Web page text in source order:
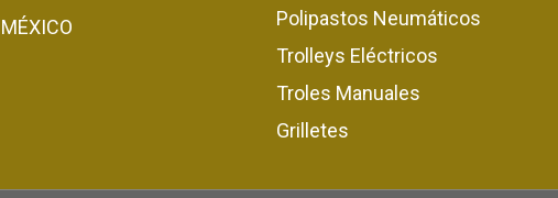
Polipastos Neumáticos
Trolleys Eléctricos
Troles Manuales
Grilletes